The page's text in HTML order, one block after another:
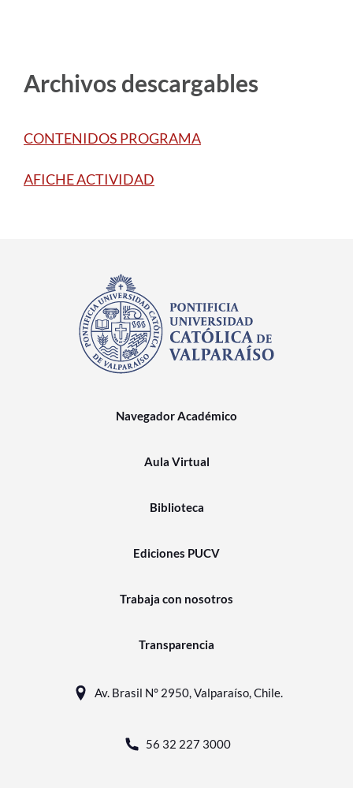
Archivos descargables
CONTENIDOS PROGRAMA
AFICHE ACTIVIDAD
Navegador Académico
Aula Virtual
Biblioteca
Ediciones PUCV
Trabaja con nosotros
Transparencia
Av. Brasil N° 2950, Valparaíso, Chile.
56 32 227 3000